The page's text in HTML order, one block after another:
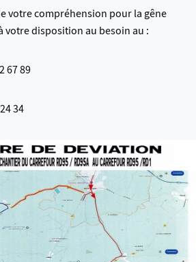
votre compréhension pour la gêne
votre disposition au besoin au :
67 89
34